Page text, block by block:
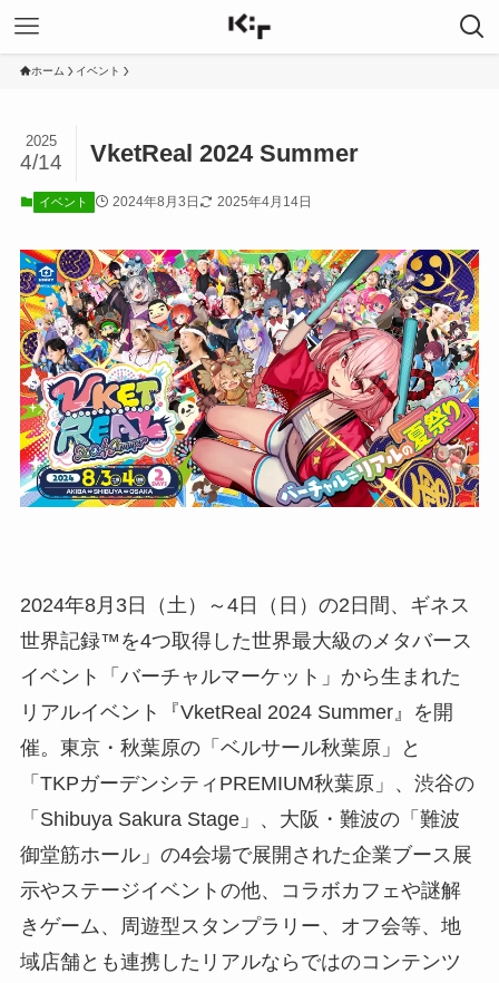
ホーム イベント
VketReal 2024 Summer
2025
4/14
イベント 2024年8月3日 2025年4月14日
2024年8月3日（土）～4日（日）の2日間、ギネス
世界記録™を4つ取得した世界最大級のメタバース
イベント「バーチャルマーケット」から生まれた
リアルイベント『VketReal 2024 Summer』を開
催。東京・秋葉原の「ベルサール秋葉原」と
「TKPガーデンシティPREMIUM秋葉原」、渋谷の
「Shibuya Sakura Stage」、大阪・難波の「難波
御堂筋ホール」の4会場で展開された企業ブース展
示やステージイベントの他、コラボカフェや謎解
きゲーム、周遊型スタンプラリー、オフ会等、地
域店舗とも連携したリアルならではのコンテンツ